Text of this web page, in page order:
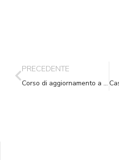
PRECEDENTE
Corso di aggiornamento a Fasano